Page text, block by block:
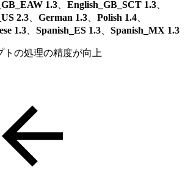
1.3、 English_GB_SCT 1.3、
2.3、 German 1.3、 Polish 1.4、
1.3、 Spanish_ES 1.3、 Spanish_MX 1.3
トの処理の精度が向上